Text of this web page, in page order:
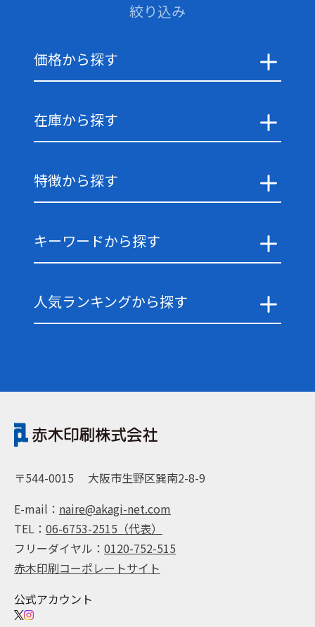
絞り込み
価格から探す
在庫から探す
特徴から探す
キーワードから探す
人気ランキングから探す
〒544-0015
大阪市生野区巽南2-8-9
E-mail： naire@akagi-net.com
TEL： 06-6753-2515（代表）
フリーダイヤル： 0120-752-515
赤木印刷コーポレートサイト
公式アカウント